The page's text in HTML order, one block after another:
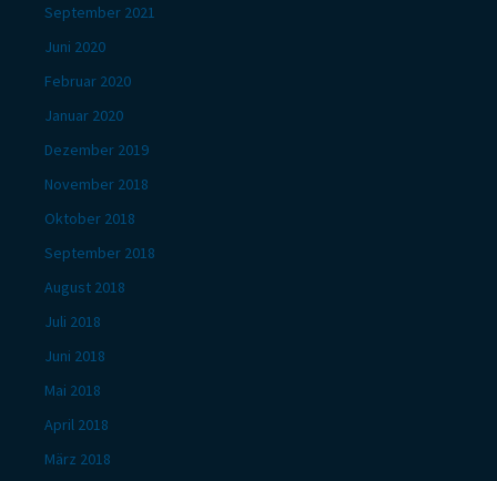
September 2021
Juni 2020
Februar 2020
Januar 2020
Dezember 2019
November 2018
Oktober 2018
September 2018
August 2018
Juli 2018
Juni 2018
Mai 2018
April 2018
März 2018